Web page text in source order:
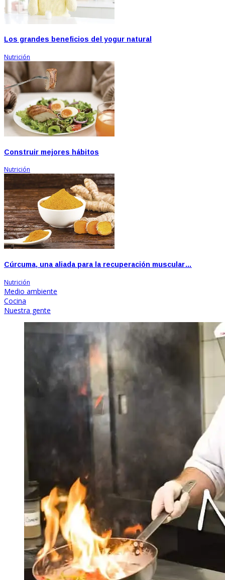
Los grandes beneficios del yogur natural
Nutrición
Construir mejores hábitos
Nutrición
Cúrcuma, una aliada para la recuperación muscular…
Nutrición
Medio ambiente
Cocina
Nuestra gente